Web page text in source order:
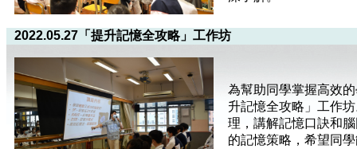
2022.05.27「提升記憶全攻略」工作坊
為幫助同學掌握高效
升記憶全攻略」工作
理，講解記憶口訣和
的記憶策略，希望同